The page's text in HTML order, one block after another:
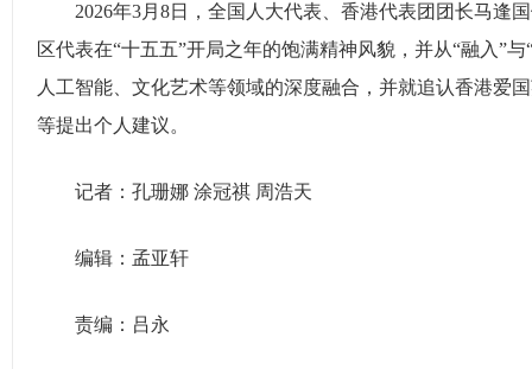
2026年3月8日，全国人大代表、香港代表团团长马逢
区代表在“十五五”开局之年的饱满精神风貌，并从“融入”
人工智能、文化艺术等领域的深度融合，并就追认香港爱
等提出个人建议。
记者：孔珊娜 涂冠祺 周浩天
编辑：孟亚轩
责编：吕永